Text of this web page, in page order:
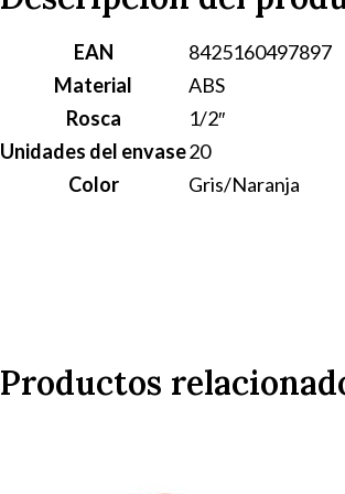
EAN
8425160497897
Material
ABS
Rosca
1/2″
Unidades del envase20
Color
Gris/Naranja
Productos